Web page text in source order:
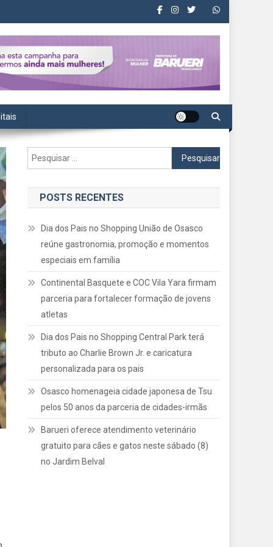
Pesquisar
por:
POSTS RECENTES
Dia dos Pais no Shopping União de Osasco
reúne gastronomia, promoção e momentos
especiais em família
Continental Basquete e COC Vila Yara firmam
parceria para fortalecer formação de jovens
atletas
Dia dos Pais no Shopping Central Park terá
tributo ao Charlie Brown Jr. e caricatura
personalizada para os pais
Osasco homenageia cidade japonesa de Tsu
pelos 50 anos da parceria de cidades-irmãs
Barueri oferece atendimento veterinário
gratuito para cães e gatos neste sábado (8)
no Jardim Belval